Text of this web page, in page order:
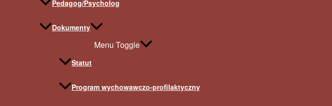
Pedagog/Psycholog
Dokumenty
Menu Toggle
Statut
Program wychowawczo-profilaktyczny